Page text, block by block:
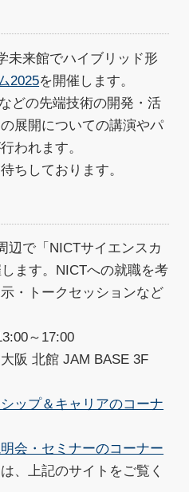
未来館でハイブリッド形
2025を開催します。
どの先端技術の開発・活
展開についての講演やパ
われます。
ちしております。
辺で「NICTサイエンスカ
ます。NICTへの就職を考
・トークセッションなど
～17:00
阪 北館 JAM BASE 3F
ップ＆キャリアのコーナ
会・セミナーのコーナー
、上記のサイトをご覧く